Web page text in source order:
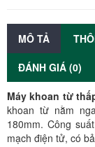
MÔ TẢ
ĐÁNH GIÁ (0)
Máy khoan từ
khoan từ nằm
180mm. Công
mạch điện tử, có